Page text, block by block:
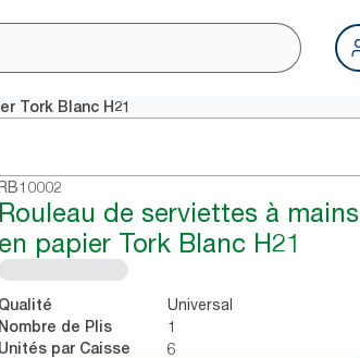
Tork Blanc H21
Rouleau de serviettes à mains
en papier Tork Blanc H21
Qualité Universal
Nombre de Plis 1
Unités par Caisse
6